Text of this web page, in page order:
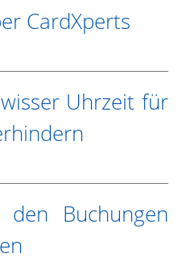
CardXperts
Uhrzeit für
Buchungen